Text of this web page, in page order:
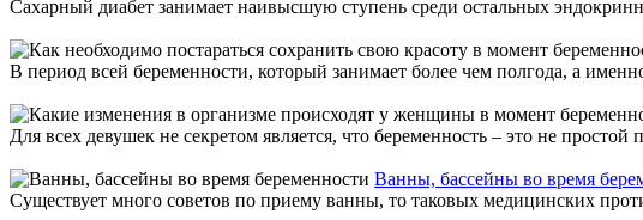
Сахарный диабет занимает наивысшую ступень среди остальных
В период всей беременности, который занимает более чем полгода, а
Для всех девушек не секретом является, что беременность – это не
Ванны, бассейны во время
Существует много советов по приему ванны, то таковых медицинских